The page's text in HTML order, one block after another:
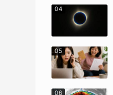
04
05
06